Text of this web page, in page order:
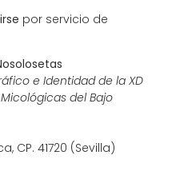
por servicio de
e Identidad de la XD
del Bajo
CP. 41720 (Sevilla)